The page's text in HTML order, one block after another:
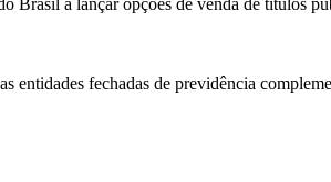
entidades fechadas de previdência